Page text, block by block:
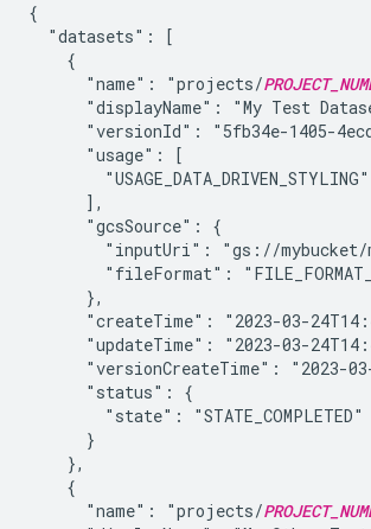
{
  "datasets": [
    {
      "name": "projects/
"displayName": "My Test
"versionId": "5fb34e-1405-
      "usage": [
        "USAGE_DATA_DRIVEN_STYLING"
      ],
      "gcsSource": {
"inputUri": "gs://mybucket/
"fileFormat":
      },
"createTime": "2023-03-
"updateTime": "2023-03-
"versionCreateTime": "2023-
      "status": {
        "state": "STATE_COMPLETED"
      }
    },
    {
      "name": "projects/